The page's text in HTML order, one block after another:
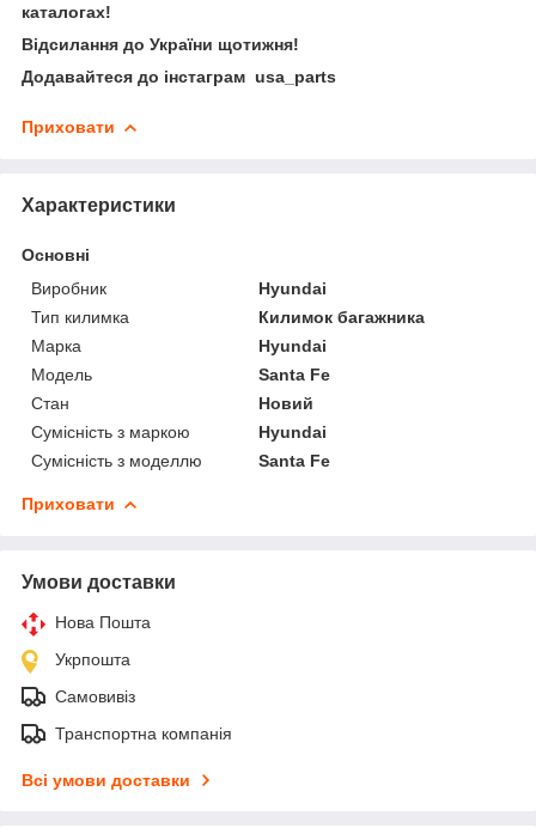
каталогах!
Відсилання до України щотижня!
Додавайтеся до інстаграм usa_parts
Приховати
Характеристики
Основні
Виробник
Hyundai
Тип килимка
Килимок багажника
Марка
Hyundai
Модель
Santa Fe
Стан
Новий
Сумісність з маркою
Hyundai
Сумісність з моделлю
Santa Fe
Приховати
Умови доставки
Нова Пошта
Укрпошта
Самовивіз
Транспортна компанія
Всі умови доставки